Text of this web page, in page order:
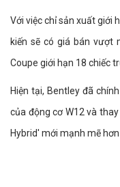
Với việc chỉ sản xuất giới
kiến sẽ có giá bán vượt
Coupe giới hạn 18 chiếc
Hiện tại, Bentley đã
của động cơ W12 và
Hybrid' mới mạnh mẽ